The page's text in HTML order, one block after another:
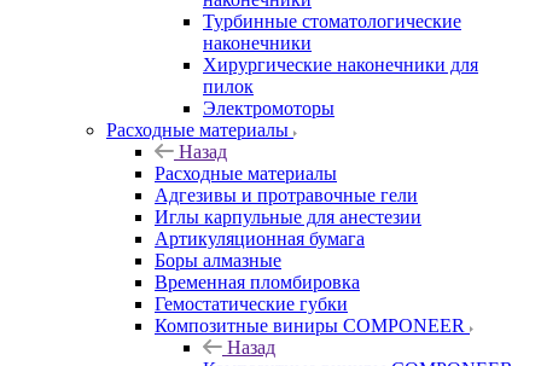
Турбинные стоматологические
наконечники
Хирургические наконечники для
пилок
Электромоторы
Расходные материалы
Назад
Расходные материалы
Адгезивы и протравочные гели
Иглы карпульные для анестезии
Артикуляционная бумага
Боры алмазные
Временная пломбировка
Гемостатические губки
Композитные виниры COMPONEER
Назад